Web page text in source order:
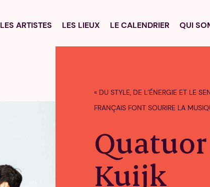
LES ARTISTES LES LIEUX LE CALENDRIER QUI
« DU STYLE, DE L’ÉNERGIE ET LE
FRANÇAIS FONT SOURIRE LA
Kuijk